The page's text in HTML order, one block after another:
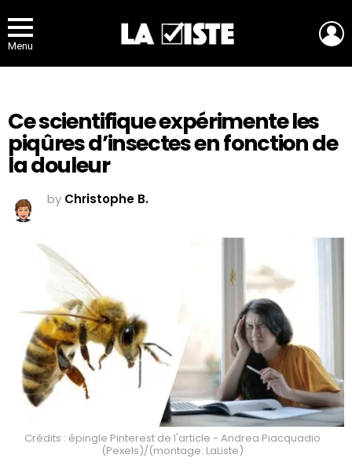
Menu
Ce scientifique expérimente les
piqûres d’insectes en fonction de
la douleur
by Christophe B.
Crédits : épingle Pinterest de l'article - Andrea Piacquadio
(Pexels)/(montage: LaListe)